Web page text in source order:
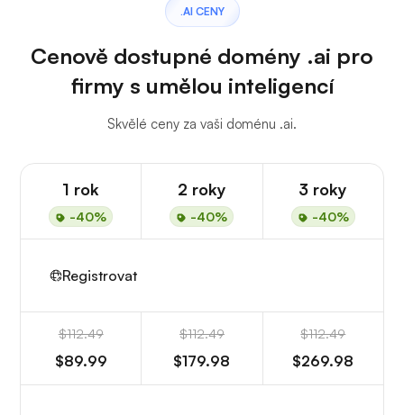
.AI CENY
Cenově dostupné domény .ai pro
firmy s umělou inteligencí
Skvělé ceny za vaši doménu .ai.
1 rok
-40%
2 roky
-40%
3 roky
-40%
Registrovat
$112.49
$89.99
$112.49
$179.98
$112.49
$269.98